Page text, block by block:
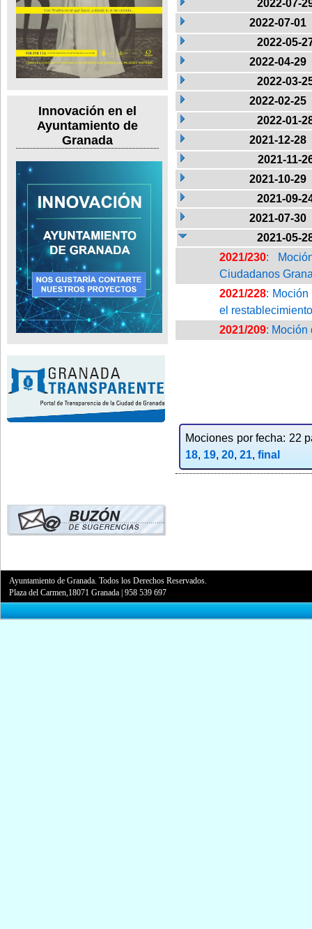
Innovación en el
Ayuntamiento de
Granada
2022-07-
2022-07-01
2022-05-
2022-04-29
2022-03-
2022-02-25
2022-01-
2021-12-28
2021-11-
2021-10-29
2021-09-
2021-07-30
2021-05-
2021/230:
Ciudadanos
2021/228:
el
2021/209: Moción
Mociones por fecha: 22
18, 19, 20, 21, final
Ayuntamiento de Granada. Todos los Derechos Reservados.
Plaza del Carmen,18071 Granada |958 539 697